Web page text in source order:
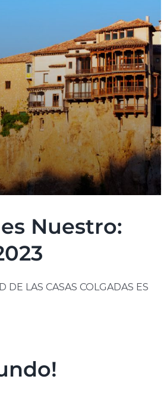
Nuestro:
DE LAS CASAS COLGADAS ES